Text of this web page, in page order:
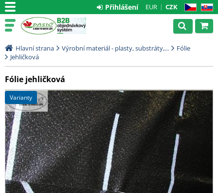
CZ SK
EUR CZK
Přihlášení
Hlavní strana Výrobní materiál - plasty, substráty,...
Fólie
Jehličková
Fólie jehličková
varianty